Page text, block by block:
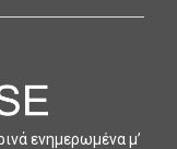
ενηµερωµένα µ’